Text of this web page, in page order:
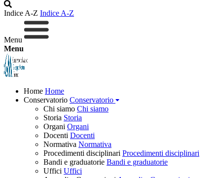
Indice A-Z Indice A-Z
Menu
Menu
Home Home
Conservatorio Conservatorio
Chi siamo Chi siamo
Storia Storia
Organi Organi
Docenti Docenti
Normativa Normativa
Procedimenti disciplinari Procedimenti disciplinari
Bandi e graduatorie Bandi e graduatorie
Uffici Uffici